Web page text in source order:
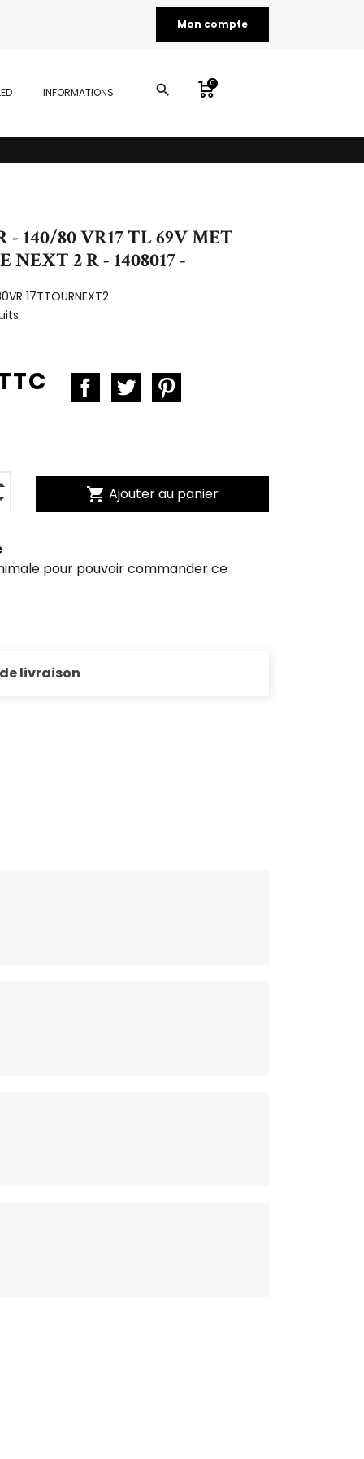
Mon compte
INFORMATIONS search 0
- 140/80 VR17 TL 69V MET
NEXT 2 R - 1408017 -
17TTOURNEXT2
shopping_cart Ajouter au panier
pour pouvoir commander ce
livraison